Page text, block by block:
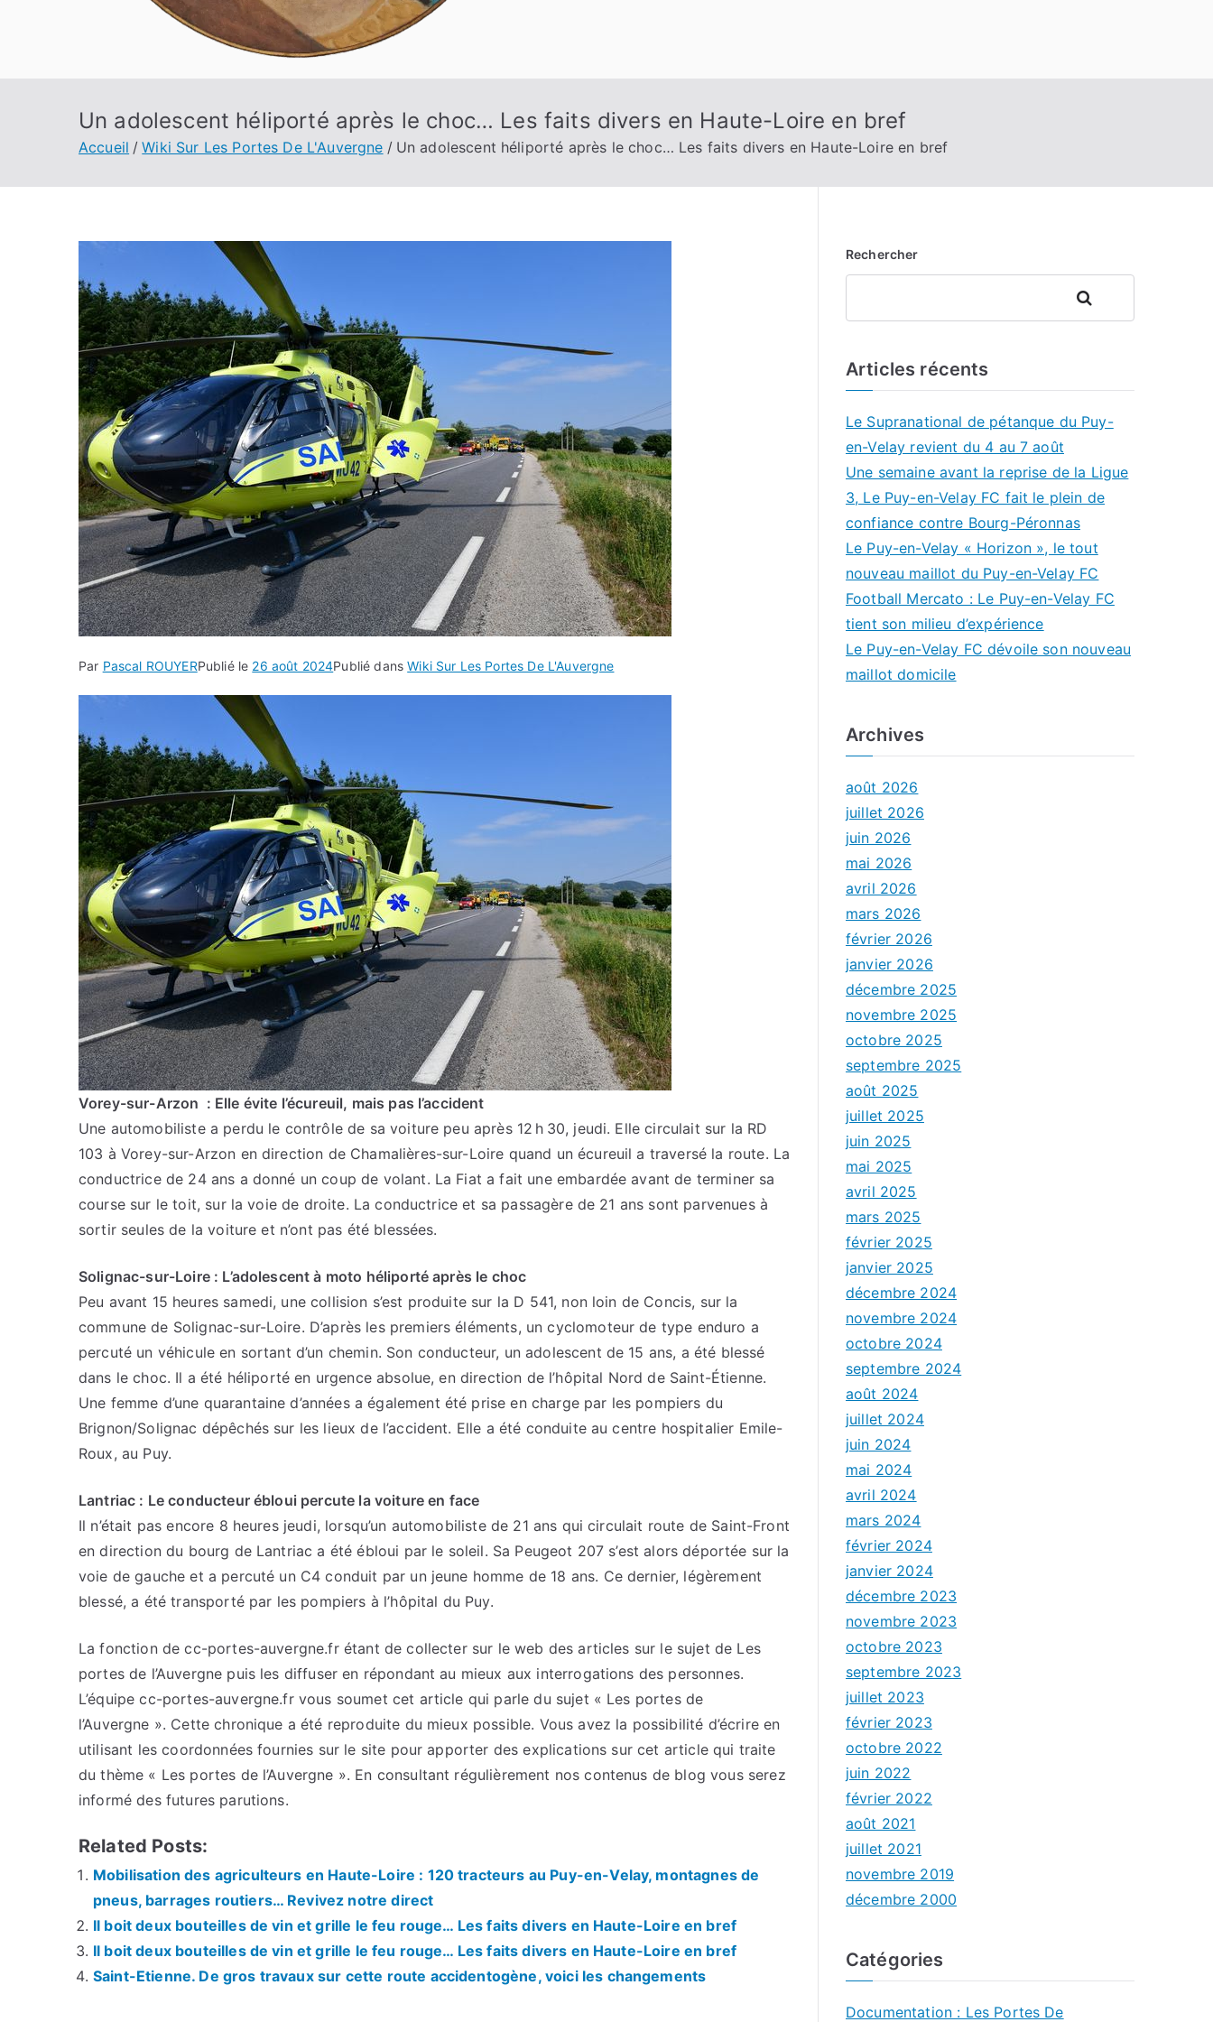
Un adolescent héliporté après le choc… Les faits divers en Haute-Loire en bref
Accueil Wiki Sur Les Portes De L'Auvergne Un adolescent héliporté après le choc… Les faits divers en Haute-Loire en bref
Par Pascal ROUYERPublié le 26 août 2024Publié dansWiki Sur Les Portes De L'Auvergne
Vorey-sur-Arzon : Elle évite l’écureuil, mais pas l’accident
Une automobiliste a perdu le contrôle de sa voiture peu après 12 h 30, jeudi. Elle circulait sur la RD
103 à Vorey-sur-Arzon en direction de Chamalières-sur-Loire quand un écureuil a traversé la route. La
conductrice de 24 ans a donné un coup de volant. La Fiat a fait une embardée avant de terminer sa
course sur le toit, sur la voie de droite. La conductrice et sa passagère de 21 ans sont parvenues à
sortir seules de la voiture et n’ont pas été blessées.
Solignac-sur-Loire : L’adolescent à moto héliporté après le choc
Peu avant 15 heures samedi, une collision s’est produite sur la D 541, non loin de Concis, sur la
commune de Solignac-sur-Loire. D’après les premiers éléments, un cyclomoteur de type enduro a
percuté un véhicule en sortant d’un chemin. Son conducteur, un adolescent de 15 ans, a été blessé
dans le choc. Il a été héliporté en urgence absolue, en direction de l’hôpital Nord de Saint-Étienne.
Une femme d’une quarantaine d’années a également été prise en charge par les pompiers du
Brignon/Solignac dépêchés sur les lieux de l’accident. Elle a été conduite au centre hospitalier Emile-
Roux, au Puy.
Lantriac : Le conducteur ébloui percute la voiture en face
Il n’était pas encore 8 heures jeudi, lorsqu’un automobiliste de 21 ans qui circulait route de Saint-Front
en direction du bourg de Lantriac a été ébloui par le soleil. Sa Peugeot 207 s’est alors déportée sur la
voie de gauche et a percuté un C4 conduit par un jeune homme de 18 ans. Ce dernier, légèrement
blessé, a été transporté par les pompiers à l’hôpital du Puy.
La fonction de cc-portes-auvergne.fr étant de collecter sur le web des articles sur le sujet de Les
portes de l’Auvergne puis les diffuser en répondant au mieux aux interrogations des personnes.
L’équipe cc-portes-auvergne.fr vous soumet cet article qui parle du sujet « Les portes de
l’Auvergne ». Cette chronique a été reproduite du mieux possible. Vous avez la possibilité d’écrire en
utilisant les coordonnées fournies sur le site pour apporter des explications sur cet article qui traite
du thème « Les portes de l’Auvergne ». En consultant régulièrement nos contenus de blog vous serez
informé des futures parutions.
Related Posts:
Mobilisation des agriculteurs en Haute-Loire : 120 tracteurs au Puy-en-Velay, montagnes de
pneus, barrages routiers… Revivez notre direct
Il boit deux bouteilles de vin et grille le feu rouge… Les faits divers en Haute-Loire en bref
Il boit deux bouteilles de vin et grille le feu rouge… Les faits divers en Haute-Loire en bref
Saint-Etienne. De gros travaux sur cette route accidentogène, voici les changements
Rechercher
Rechercher
Articles récents
Le Supranational de pétanque du Puy-
en-Velay revient du 4 au 7 août
Une semaine avant la reprise de la Ligue
3, Le Puy-en-Velay FC fait le plein de
confiance contre Bourg-Péronnas
Le Puy-en-Velay « Horizon », le tout
nouveau maillot du Puy-en-Velay FC
Football Mercato : Le Puy-en-Velay FC
tient son milieu d’expérience
Le Puy-en-Velay FC dévoile son nouveau
maillot domicile
Archives
août 2026
juillet 2026
juin 2026
mai 2026
avril 2026
mars 2026
février 2026
janvier 2026
décembre 2025
novembre 2025
octobre 2025
septembre 2025
août 2025
juillet 2025
juin 2025
mai 2025
avril 2025
mars 2025
février 2025
janvier 2025
décembre 2024
novembre 2024
octobre 2024
septembre 2024
août 2024
juillet 2024
juin 2024
mai 2024
avril 2024
mars 2024
février 2024
janvier 2024
décembre 2023
novembre 2023
octobre 2023
septembre 2023
juillet 2023
février 2023
octobre 2022
juin 2022
février 2022
août 2021
juillet 2021
novembre 2019
décembre 2000
Catégories
Documentation : Les Portes De